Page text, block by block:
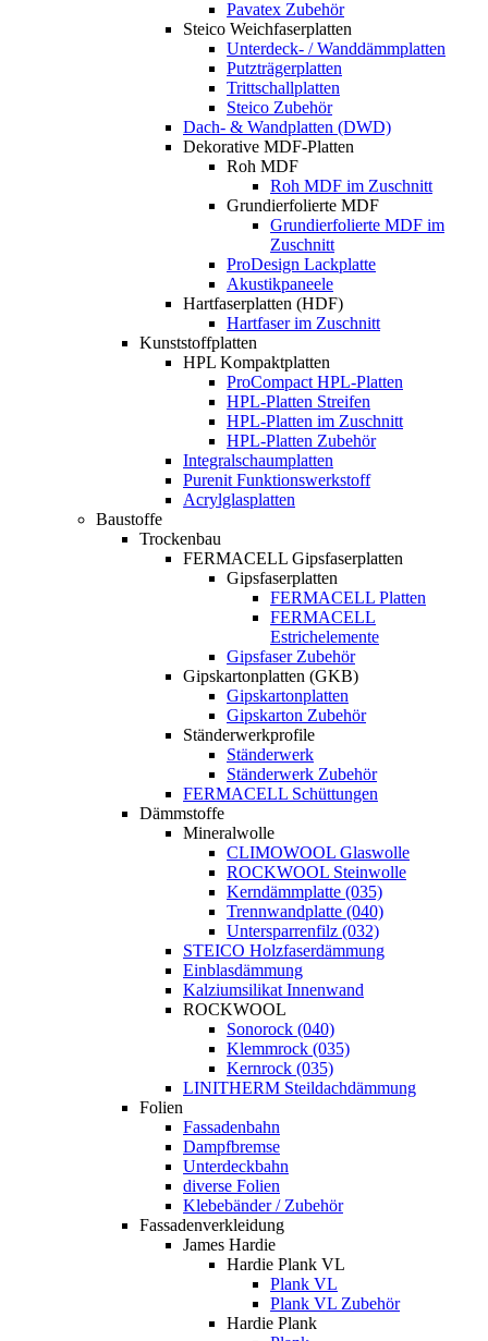
Pavatex Zubehör
Steico Weichfaserplatten
Unterdeck- / Wanddämmplatten
Putzträgerplatten
Trittschallplatten
Steico Zubehör
Dach- & Wandplatten (DWD)
Dekorative MDF-Platten
Roh MDF
Roh MDF im Zuschnitt
Grundierfolierte MDF
Grundierfolierte MDF im
Zuschnitt
ProDesign Lackplatte
Akustikpaneele
Hartfaserplatten (HDF)
Hartfaser im Zuschnitt
Kunststoffplatten
HPL Kompaktplatten
ProCompact HPL-Platten
HPL-Platten Streifen
HPL-Platten im Zuschnitt
HPL-Platten Zubehör
Integralschaumplatten
Purenit Funktionswerkstoff
Acrylglasplatten
Baustoffe
Trockenbau
FERMACELL Gipsfaserplatten
Gipsfaserplatten
FERMACELL Platten
FERMACELL
Estrichelemente
Gipsfaser Zubehör
Gipskartonplatten (GKB)
Gipskartonplatten
Gipskarton Zubehör
Ständerwerkprofile
Ständerwerk
Ständerwerk Zubehör
FERMACELL Schüttungen
Dämmstoffe
Mineralwolle
CLIMOWOOL Glaswolle
ROCKWOOL Steinwolle
Kerndämmplatte (035)
Trennwandplatte (040)
Untersparrenfilz (032)
STEICO Holzfaserdämmung
Einblasdämmung
Kalziumsilikat Innenwand
ROCKWOOL
Sonorock (040)
Klemmrock (035)
Kernrock (035)
LINITHERM Steildachdämmung
Folien
Fassadenbahn
Dampfbremse
Unterdeckbahn
diverse Folien
Klebebänder / Zubehör
Fassadenverkleidung
James Hardie
Hardie Plank VL
Plank VL
Plank VL Zubehör
Hardie Plank